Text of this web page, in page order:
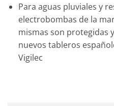
Para aguas pluviales y
electrobombas de la
mismas son protegidas
nuevos tableros
Vigilec